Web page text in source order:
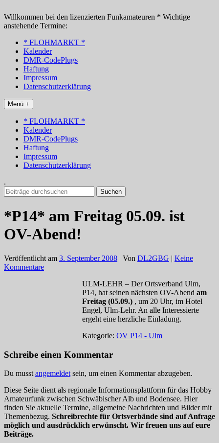
Inhalt
springen
Willkommen bei den lizenzierten Funkamateuren * Wichtige
anstehende Termine:
* FLOHMARKT *
Kalender
DMR-CodePlugs
Haftung
Impressum
Datenschutzerklärung
Menü +
* FLOHMARKT *
Kalender
DMR-CodePlugs
Haftung
Impressum
Datenschutzerklärung
.
Suchen
nach:
*P14* am Freitag 05.09. ist
OV-Abend!
Veröffentlicht am 3. September 2008 | Von DL2GBG | Keine
Kommentare
ULM-LEHR – Der Ortsverband Ulm,
P14, hat seinen nächsten OV-Abend am
Freitag (05.09.) , um 20 Uhr, im Hotel
Engel, Ulm-Lehr. An alle Interessierte
ergeht eine herzliche Einladung.
Kategorie: OV P14 - Ulm
Schreibe einen Kommentar
Du musst angemeldet sein, um einen Kommentar abzugeben.
Diese Seite dient als regionale Informationsplattform für das Hobby
Amateurfunk zwischen Schwäbischer Alb und Bodensee. Hier
finden Sie aktuelle Termine, allgemeine Nachrichten und Bilder mit
Themenbezug. Schreibrechte für Ortsverbände sind auf Anfrage
möglich und ausdrücklich erwünscht. Wir freuen uns auf eure
Beiträge.